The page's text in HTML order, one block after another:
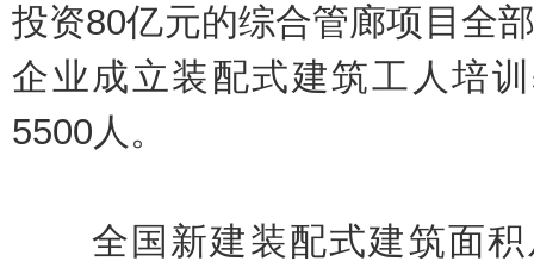
投资80亿元的综合管廊项目全
企业成立装配式建筑工人培
5500人。
全国新建装配式建筑面积